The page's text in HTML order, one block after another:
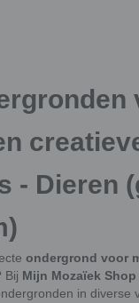
- Dieren
ondergrond voor
Bij Mijn Mozaïek Shop
in diverse